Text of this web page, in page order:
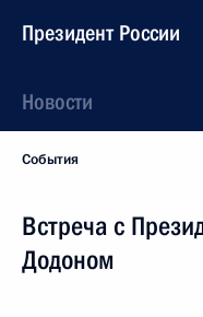
Президент России
Новости
События
Встреча с
Додоном